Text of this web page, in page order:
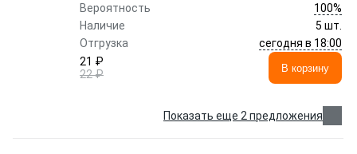
Вероятность
100%
Наличие
5 шт.
Отгрузка
сегодня в 18:00
21 ₽
22 ₽
В корзину
Показать еще 2 предложения